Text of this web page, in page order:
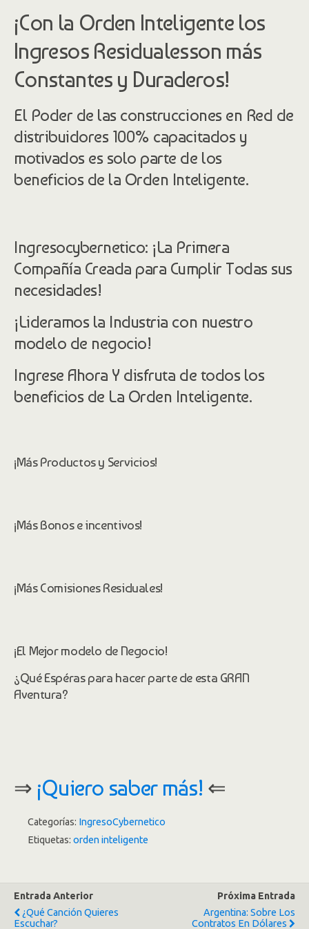
¡Con la Orden Inteligente los
Ingresos Residualesson más
Constantes y Duraderos!
El Poder de las construcciones en Red de
distribuidores 100% capacitados y
motivados es solo parte de los
beneficios de la Orden Inteligente.
Ingresocybernetico: ¡La Primera
Compañía Creada para Cumplir Todas sus
necesidades!
¡Lideramos la Industria con nuestro
modelo de negocio!
Ingrese Ahora Y disfruta de todos los
beneficios de La Orden Inteligente.
¡Más Productos y Servicios!
¡Más Bonos e incentivos!
¡Más Comisiones Residuales!
¡El Mejor modelo de Negocio!
¿Qué Espéras para hacer parte de esta GRAN
Aventura?
⇒ ¡Quiero saber más! ⇐
Categorías: IngresoCybernetico
Etiquetas: orden inteligente
Entrada Anterior
¿Qué Canción Quieres
Escuchar?
Próxima Entrada
Argentina: Sobre Los
Contratos En Dólares